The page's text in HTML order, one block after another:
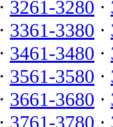
· 3261-3280 ·
· 3361-3380 ·
· 3461-3480 ·
· 3561-3580 ·
· 3661-3680 ·
· 3761-3780 ·